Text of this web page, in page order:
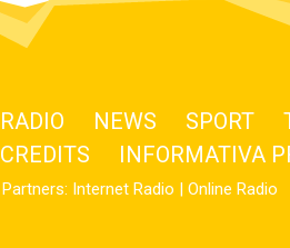
RADIO NEWS SPORT
CREDITS
INFORMATIVA
Partners: Internet Radio | Online Radio